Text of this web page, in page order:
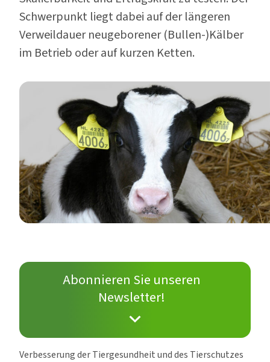
Schwerpunkt liegt dabei auf der längeren
Verweildauer neugeborener (Bullen-)Kälber
im Betrieb oder auf kurzen Ketten.
Abonnieren Sie unseren
Newsletter!
Verbesserung der Tiergesundheit und des Tierschutzes